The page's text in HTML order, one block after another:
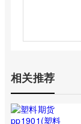
相关推荐